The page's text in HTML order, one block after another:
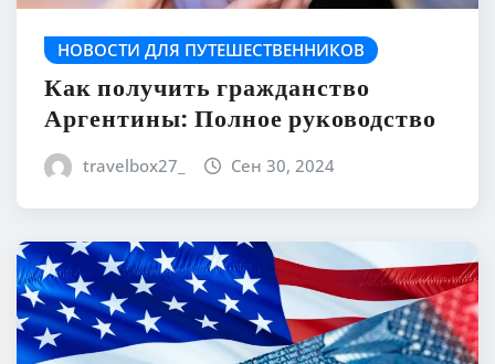
НОВОСТИ ДЛЯ ПУТЕШЕСТВЕННИКОВ
Как получить гражданство
Аргентины: Полное руководство
travelbox27_ Сен 30, 2024